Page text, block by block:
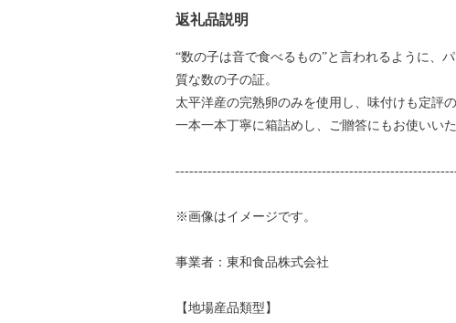
返礼品説明
“数の子は音で食べるもの”と言われるように、
質な数の子の証。
太平洋産の完熟卵のみを使用し、味付けも定評
一本一本丁寧に箱詰めし、ご贈答にもお使いいた
※画像はイメージです。
事業者：東和食品株式会社
【地場産品類型】